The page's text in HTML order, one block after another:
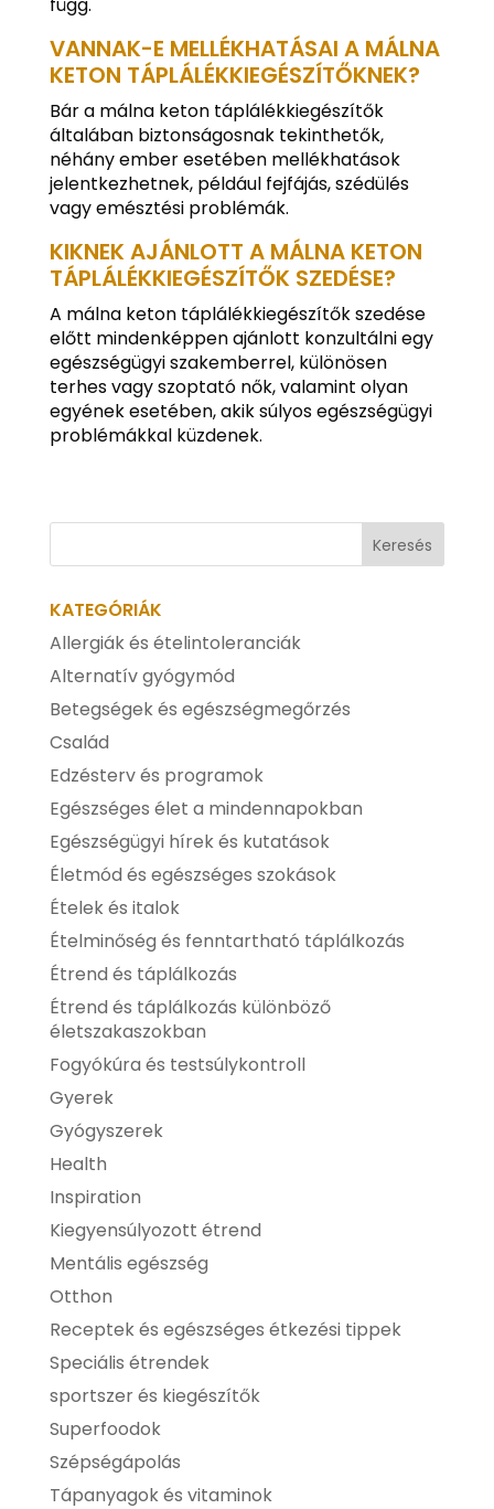
VANNAK-E MELLÉKHATÁSAI A MÁLNA
KETON TÁPLÁLÉKKIEGÉSZÍTŐKNEK?
Bár a málna keton táplálékkiegészítők
általában biztonságosnak tekinthetők,
néhány ember esetében mellékhatások
jelentkezhetnek, például fejfájás, szédülés
vagy emésztési problémák.
KIKNEK AJÁNLOTT A MÁLNA KETON
TÁPLÁLÉKKIEGÉSZÍTŐK SZEDÉSE?
A málna keton táplálékkiegészítők szedése
előtt mindenképpen ajánlott konzultálni egy
egészségügyi szakemberrel, különösen
terhes vagy szoptató nők, valamint olyan
egyének esetében, akik súlyos egészségügyi
problémákkal küzdenek.
KATEGÓRIÁK
Allergiák és ételintoleranciák
Alternatív gyógymód
Betegségek és egészségmegőrzés
Család
Edzésterv és programok
Egészséges élet a mindennapokban
Egészségügyi hírek és kutatások
Életmód és egészséges szokások
Ételek és italok
Ételminőség és fenntartható táplálkozás
Étrend és táplálkozás
Étrend és táplálkozás különböző
életszakaszokban
Fogyókúra és testsúlykontroll
Gyerek
Gyógyszerek
Health
Inspiration
Kiegyensúlyozott étrend
Mentális egészség
Otthon
Receptek és egészséges étkezési tippek
Speciális étrendek
sportszer és kiegészítők
Superfoodok
Szépségápolás
Tápanyagok és vitaminok